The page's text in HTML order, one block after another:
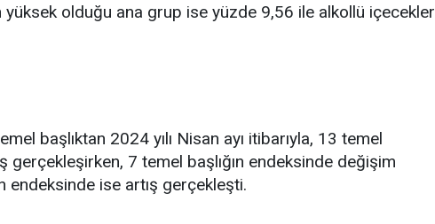
yüksek olduğu ana grup ise yüzde 9,56 ile alkollü içecekler
başlıktan 2024 yılı Nisan ayı itibarıyla, 13 temel
gerçekleşirken, 7 temel başlığın endeksinde değişim
endeksinde ise artış gerçekleşti.